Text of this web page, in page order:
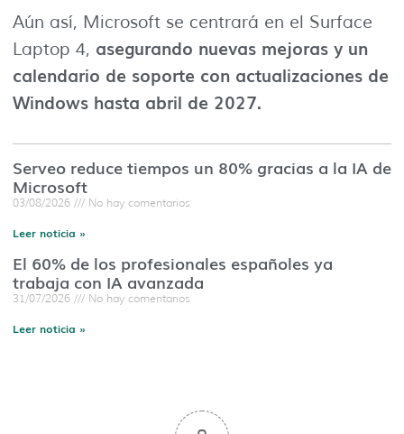
Aún así, Microsoft se centrará en el Surface
Laptop 4, asegurando nuevas mejoras y un
calendario de soporte con actualizaciones de
Windows hasta abril de 2027.
Serveo reduce tiempos un 80% gracias a la IA de
Microsoft
03/08/2026 No hay comentarios
Leer noticia »
El 60% de los profesionales españoles ya
trabaja con IA avanzada
31/07/2026 No hay comentarios
Leer noticia »